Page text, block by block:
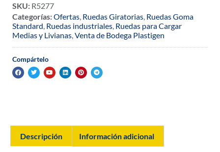
SKU: R5277
Categorías:Ofertas Ruedas Giratorias Ruedas Goma
Standard Ruedas industriales Ruedas para Cargar
Medias y Livianas Venta de Bodega Plastigen
Compártelo
Descripción Información adicional